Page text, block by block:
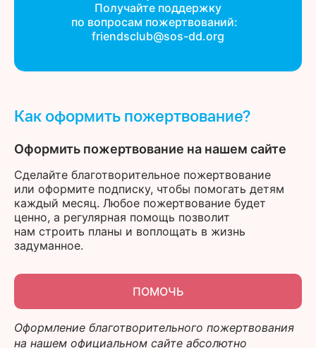
Получайте поддержку
по вопросам пожертвований:
friendsclub@sos-dd.org
Как оформить пожертвование?
Оформить пожертвование на нашем сайте
Сделайте благотворительное пожертвование
или оформите подписку, чтобы помогать детям
каждый месяц. Любое пожертвование будет
ценно, а регулярная помощь позволит
нам строить планы и воплощать в жизнь
задуманное.
ПОМОЧЬ
Оформление благотворительного пожертвования
на нашем официальном сайте абсолютно